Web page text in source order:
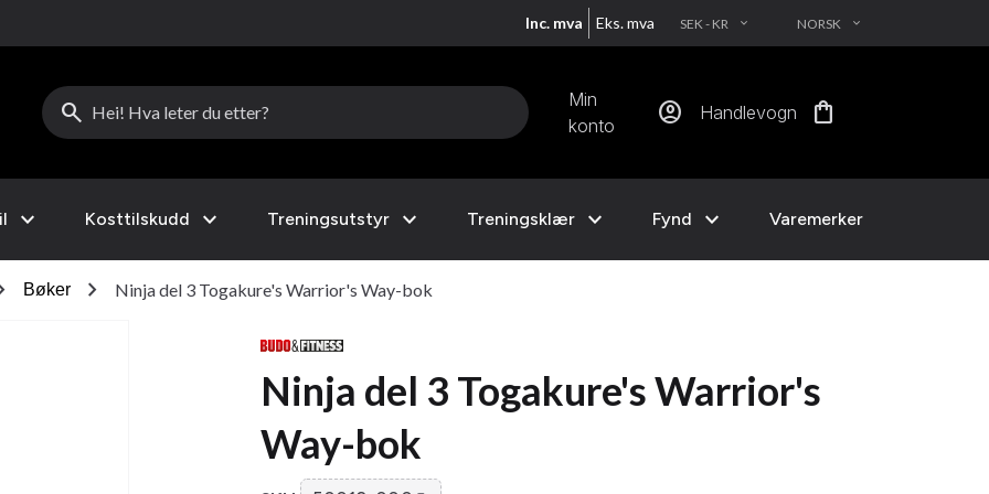
Inc. mva Eks. mva SEK - KR EXPAND_MORE NORSK EXPAND_MORE
search
Min
konto
account_circle Handlevogn shopping_bag
expand_more Kosttilskudd expand_more Treningsutstyr expand_more Treningsklær expand_more Fynd expand_more Varemerker
Bøker chevron_right Ninja del 3 Togakure's Warrior's Way-bok
Ninja del 3 Togakure's Warrior's
Way-bok